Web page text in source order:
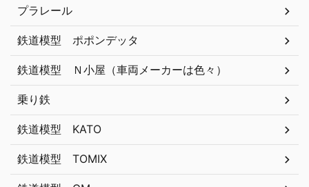
プラレール
鉄道模型 ポポンデッタ
鉄道模型 Ｎ小屋（車両メーカーは色々）
乗り鉄
鉄道模型 KATO
鉄道模型 TOMIX